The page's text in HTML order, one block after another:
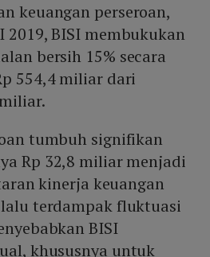
keuangan perseroan,
BISI membukukan
bersih 15% secara
554,4 miliar dari
tumbuh signifikan
Rp 32,8 miliar menjadi
kinerja keuangan
terdampak fluktuasi
BISI
khususnya untuk